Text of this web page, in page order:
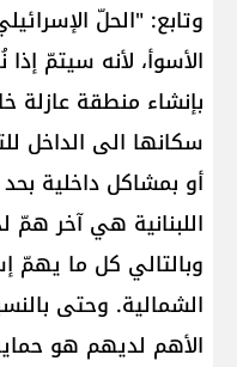
وتابع: "الحلّ
الأسوأ، لأنه سيتمّ
بإنشاء منطقة عازلة
سكانها الى الداخل
أو بمشاكل داخلية
اللبنانية هي آخر همّ
وبالتالي كل ما يهمّ
الشمالية. وحتى
الأهم لديهم هو